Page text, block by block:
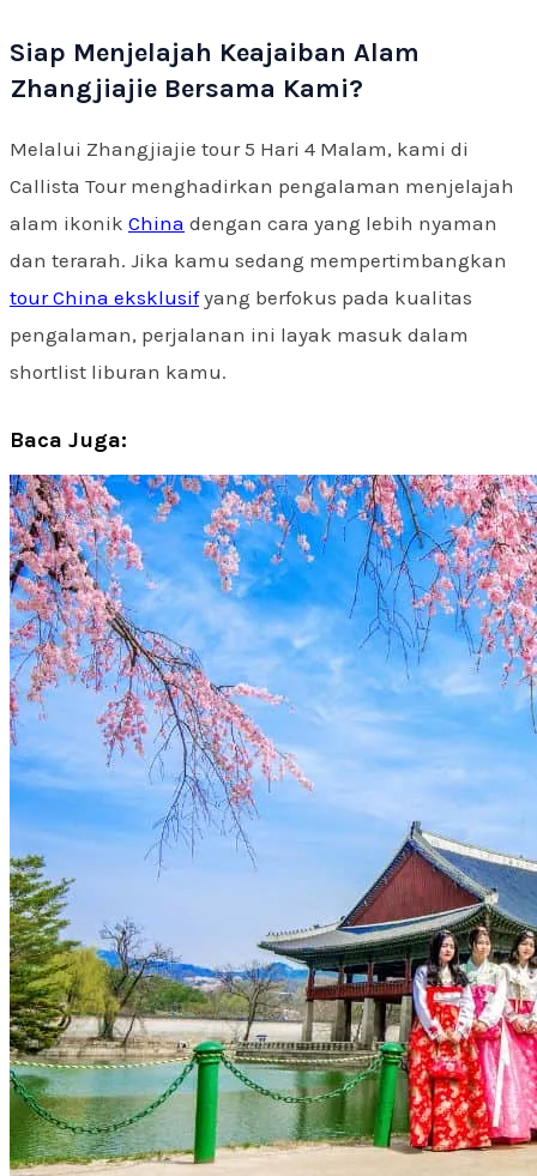
Siap Menjelajah Keajaiban Alam
Zhangjiajie Bersama Kami?
Melalui Zhangjiajie tour 5 Hari 4 Malam, kami di
Callista Tour menghadirkan pengalaman menjelajah
alam ikonik China dengan cara yang lebih nyaman
dan terarah. Jika kamu sedang mempertimbangkan
tour China eksklusifyang berfokus pada kualitas
pengalaman, perjalanan ini layak masuk dalam
shortlist liburan kamu.
Baca Juga: